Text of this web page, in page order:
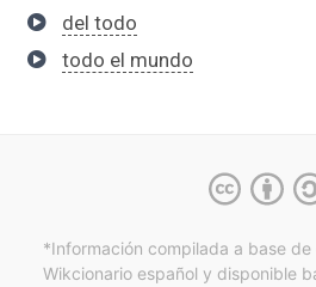
del todo
todo el mundo
*Información compilada a base
Wikcionario español y disponible